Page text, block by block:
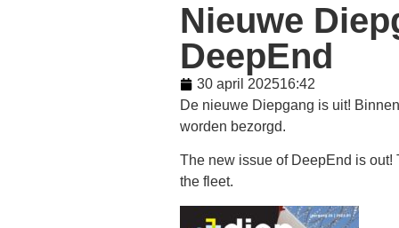
Nieuwe
DeepEnd
30 april 202516:42
De nieuwe Diepgang is uit!
worden bezorgd.
The new issue of DeepEnd is
the fleet.